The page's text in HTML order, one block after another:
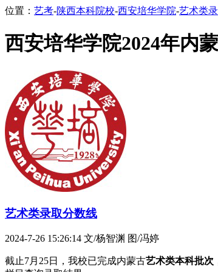
位置： 艺考-陕西本科院校-西安培华学院-艺术类
西安培华学院2024年内
艺术类录取分数线
2024-7-26 15:26:14 文/杨智渊 图/冯婷
截止7月25日，我校已完成内蒙古艺术类本科批次